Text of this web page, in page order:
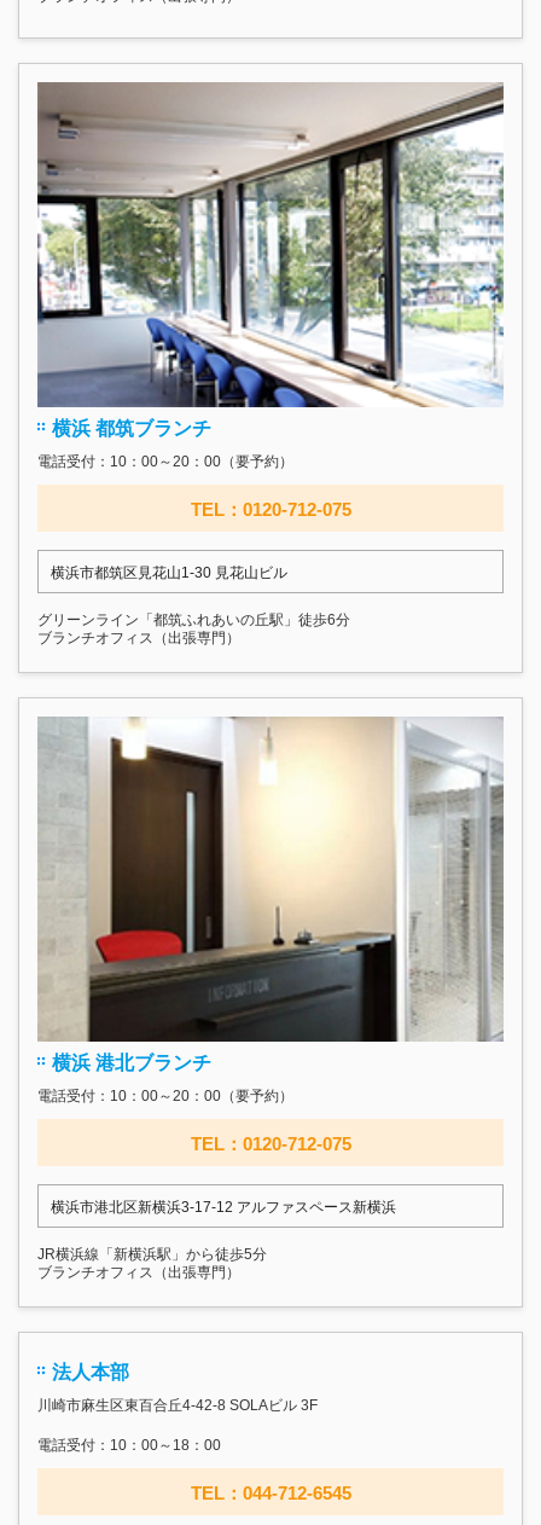
横浜 都筑ブランチ
電話受付：10：00～20：00（要予約）
TEL：0120-712-075
横浜市都筑区見花山1-30 見花山ビル
グリーンライン「都筑ふれあいの丘駅」徒歩6分
ブランチオフィス（出張専門）
横浜 港北ブランチ
電話受付：10：00～20：00（要予約）
TEL：0120-712-075
横浜市港北区新横浜3-17‐12 アルファスペース新横浜
JR横浜線「新横浜駅」から徒歩5分
ブランチオフィス（出張専門）
法人本部
川崎市麻生区東百合丘4-42-8 SOLAビル 3F
電話受付：10：00～18：00
TEL：044-712-6545